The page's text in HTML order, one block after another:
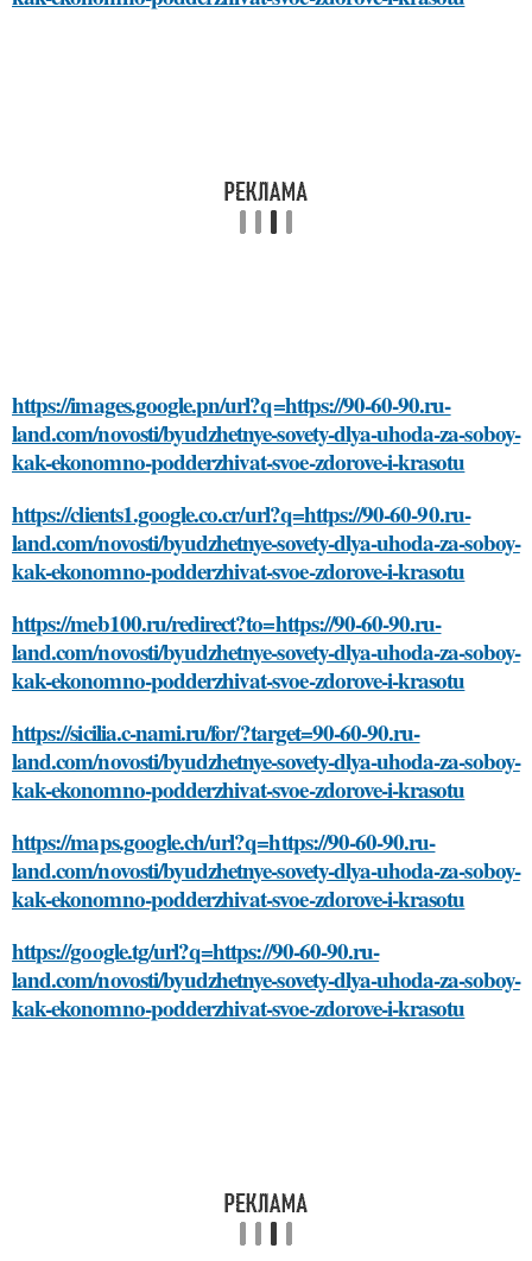
https://images.google.pn/url?q=https://90-60-90.ru-
land.com/novosti/byudzhetnye-sovety-dlya-uhoda-za-soboy-
kak-ekonomno-podderzhivat-svoe-zdorove-i-krasotu
https://clients1.google.co.cr/url?q=https://90-60-90.ru-
land.com/novosti/byudzhetnye-sovety-dlya-uhoda-za-soboy-
kak-ekonomno-podderzhivat-svoe-zdorove-i-krasotu
https://meb100.ru/redirect?to=https://90-60-90.ru-
land.com/novosti/byudzhetnye-sovety-dlya-uhoda-za-soboy-
kak-ekonomno-podderzhivat-svoe-zdorove-i-krasotu
https://sicilia.c-nami.ru/for/?target=90-60-90.ru-
land.com/novosti/byudzhetnye-sovety-dlya-uhoda-za-soboy-
kak-ekonomno-podderzhivat-svoe-zdorove-i-krasotu
https://maps.google.ch/url?q=https://90-60-90.ru-
land.com/novosti/byudzhetnye-sovety-dlya-uhoda-za-soboy-
kak-ekonomno-podderzhivat-svoe-zdorove-i-krasotu
https://google.tg/url?q=https://90-60-90.ru-
land.com/novosti/byudzhetnye-sovety-dlya-uhoda-za-soboy-
kak-ekonomno-podderzhivat-svoe-zdorove-i-krasotu